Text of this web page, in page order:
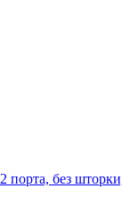
порта, без